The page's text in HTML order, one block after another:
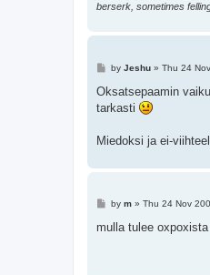
berserk, sometimes
P
s
by Jeshu» Thu 24
Oksatsepaamin
tarkasti
Miedoksi ja ei-
P
s
by m» Thu 24 Nov
mulla tulee